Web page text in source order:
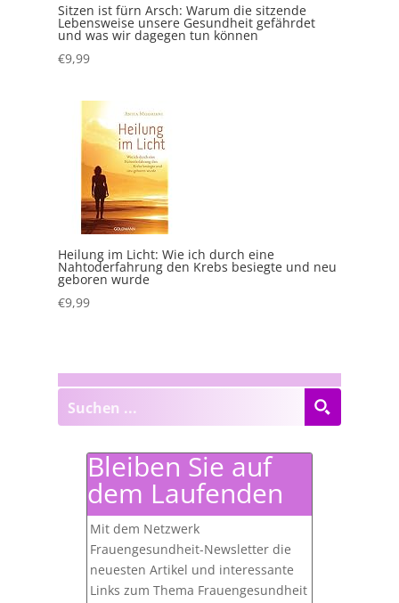
Sitzen ist fürn Arsch: Warum die sitzende
Lebensweise unsere Gesundheit gefährdet
und was wir dagegen tun können
€9,99
Heilung im Licht: Wie ich durch eine
Nahtoderfahrung den Krebs besiegte und neu
geboren wurde
€9,99
Bleiben Sie auf
dem Laufenden
Mit dem Netzwerk
Frauengesundheit-Newsletter die
neuesten Artikel und interessante
Links zum Thema Frauengesundheit